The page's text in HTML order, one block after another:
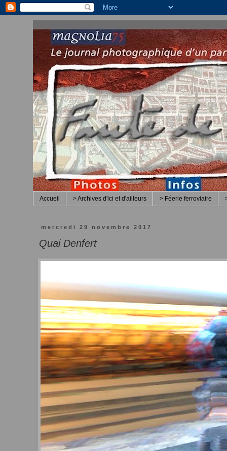
Accueil > Archives d'ici et d'ailleurs > Féerie ferroviaire
mercredi 29 novembre 2017
Quai Denfert